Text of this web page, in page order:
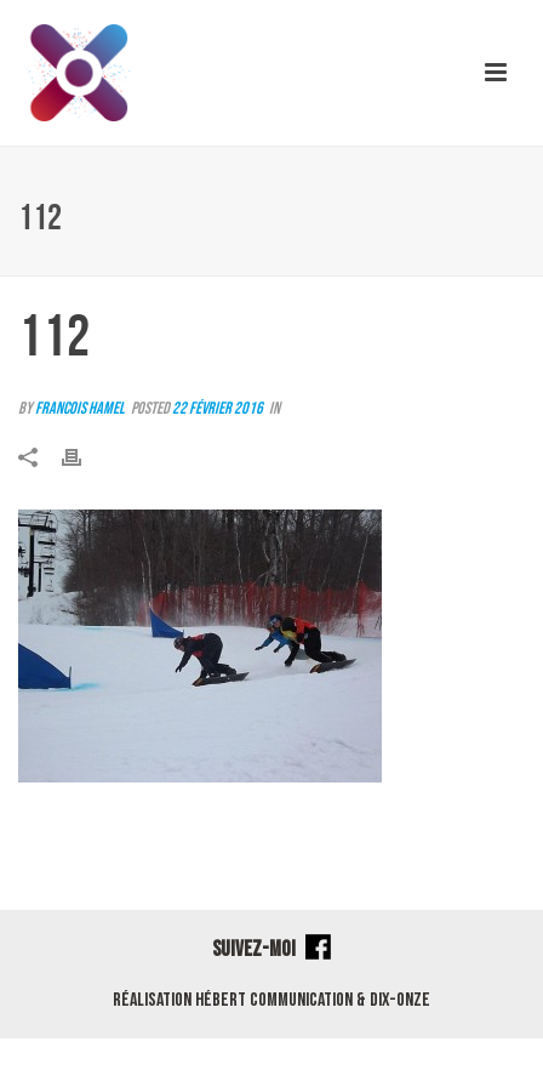
112
112
ByFrancois Hamel Posted22 février 2016 In
SUIVEZ-MOI
Réalisation Hébert Communication & Dix-Onze